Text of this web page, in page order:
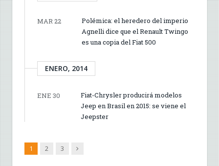
MAR 22
Polémica: el heredero del imperio
Agnelli dice que el Renault Twingo
es una copia del Fiat 500
ENERO, 2014
ENE 30
Fiat-Chrysler producirá modelos
Jeep en Brasil en 2015: se viene el
Jeepster
1 2 3 Siguiente